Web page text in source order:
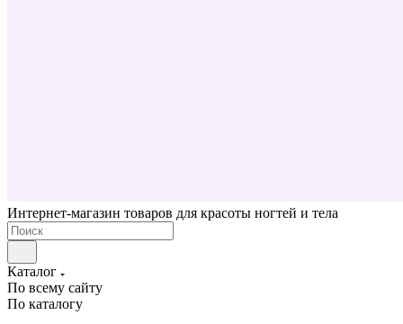
Интернет-магазин товаров для красоты ногтей и тела
Каталог
По всему сайту
По каталогу